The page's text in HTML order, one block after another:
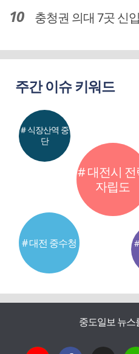
충청권 의대 7곳 신입생 10명
주간 이슈 키워드
# 대전시
자립도
# 대전 중수청
# 식장산역 중
단
중도일보 뉴스